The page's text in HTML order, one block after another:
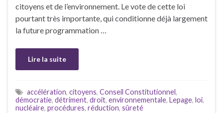
citoyens et de l’environnement. Le vote de cette loi
pourtant très importante, qui conditionne déjà largement
la future programmation …
Lire la suite
accélération, citoyens, Conseil Constitutionnel,
démocratie, détriment, droit, environnementale, Lepage, loi,
nucléaire, procédures, réduction, sûreté